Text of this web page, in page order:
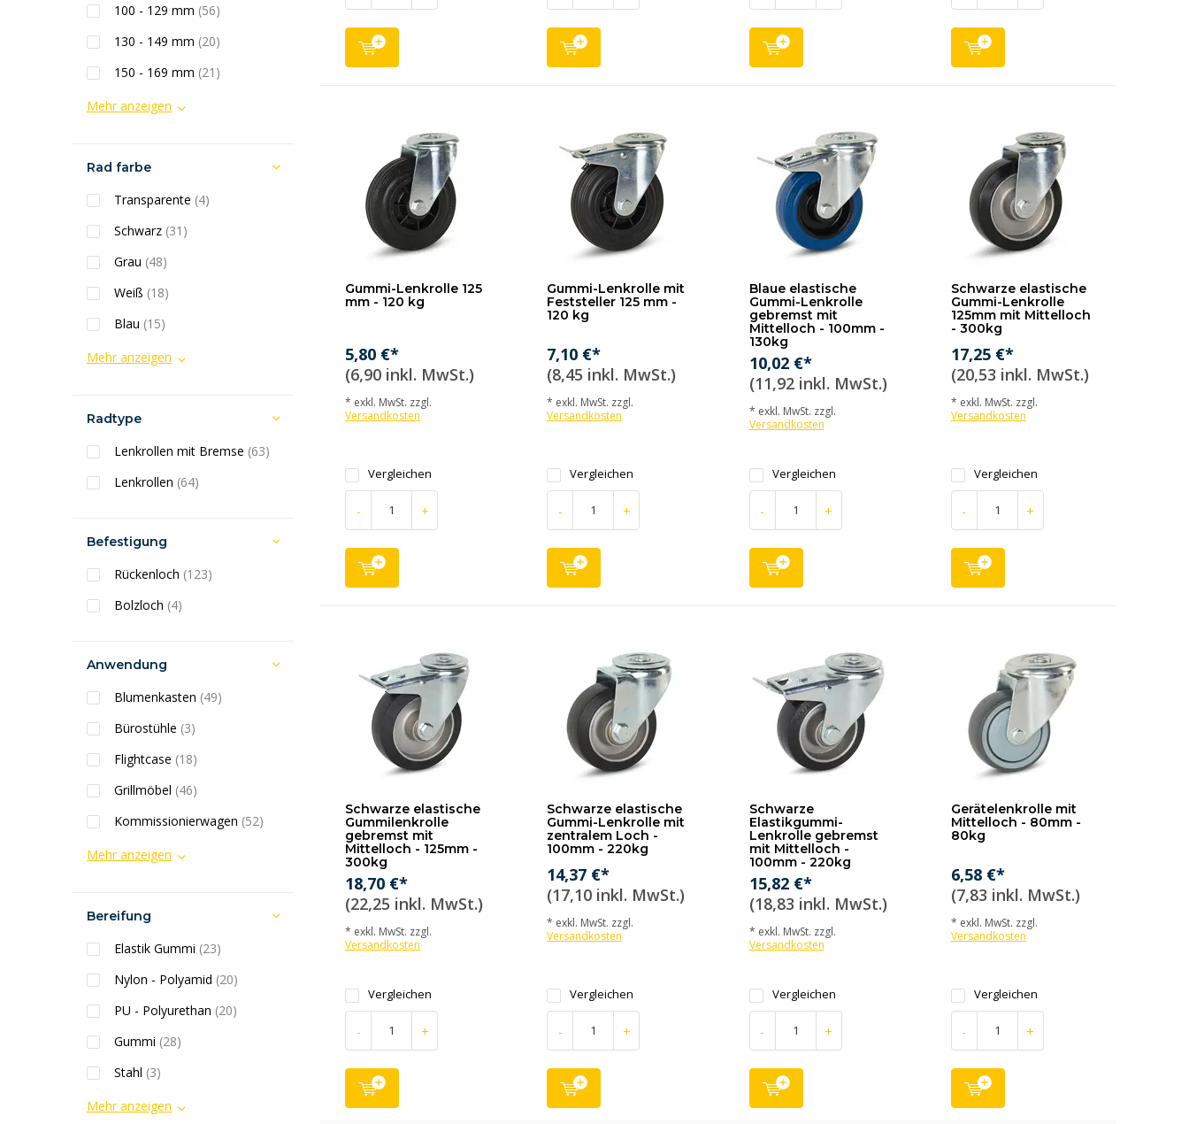
Gummi-Lenkrolle 125
mm - 120 kg
5,80 €*
(6,90 inkl. MwSt.)
* exkl. MwSt. zzgl.
Versandkosten
Vergleichen
- +
Gummi-Lenkrolle mit
Feststeller 125 mm -
120 kg
7,10 €*
(8,45 inkl. MwSt.)
* exkl. MwSt. zzgl.
Versandkosten
Vergleichen
- +
Blaue elastische
Gummi-Lenkrolle
gebremst mit
Mittelloch - 100mm -
130kg
10,02 €*
(11,92 inkl. MwSt.)
* exkl. MwSt. zzgl.
Versandkosten
Vergleichen
- +
Schwarze elastische
Gummi-Lenkrolle
125mm mit Mittelloch
- 300kg
17,25 €*
(20,53 inkl. MwSt.)
* exkl. MwSt. zzgl.
Versandkosten
Vergleichen
- +
Schwarze elastische
Gummilenkrolle
gebremst mit
Mittelloch - 125mm -
300kg
18,70 €*
(22,25 inkl. MwSt.)
* exkl. MwSt. zzgl.
Versandkosten
Vergleichen
- +
Schwarze elastische
Gummi-Lenkrolle mit
zentralem Loch -
100mm - 220kg
14,37 €*
(17,10 inkl. MwSt.)
* exkl. MwSt. zzgl.
Versandkosten
Vergleichen
- +
Schwarze
Elastikgummi-
Lenkrolle gebremst
mit Mittelloch -
100mm - 220kg
15,82 €*
(18,83 inkl. MwSt.)
* exkl. MwSt. zzgl.
Versandkosten
Vergleichen
- +
Gerätelenkrolle mit
Mittelloch - 80mm -
80kg
6,58 €*
(7,83 inkl. MwSt.)
* exkl. MwSt. zzgl.
Versandkosten
Vergleichen
- +
100 - 129 mm (56)
130 - 149 mm (20)
150 - 169 mm (21)
Mehr anzeigen
Rad farbe
Transparente (4)
Schwarz (31)
Grau (48)
Weiß (18)
Blau (15)
Mehr anzeigen
Radtype
Lenkrollen mit Bremse (63)
Lenkrollen (64)
Befestigung
Rückenloch (123)
Bolzloch (4)
Anwendung
Blumenkasten (49)
Bürostühle (3)
Flightcase (18)
Grillmöbel (46)
Kommissionierwagen (52)
Mehr anzeigen
Bereifung
Elastik Gummi (23)
Nylon - Polyamid (20)
PU - Polyurethan (20)
Gummi (28)
Stahl (3)
Mehr anzeigen